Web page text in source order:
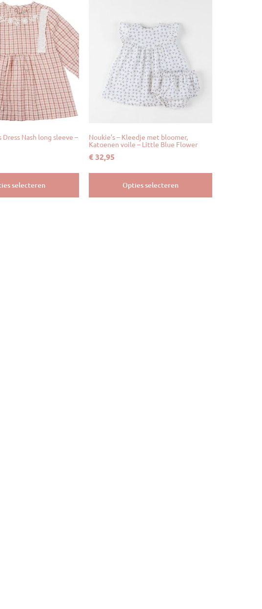
Dress Nash long sleeve –
selecteren
Noukie’s – Kleedje met bloomer,
Katoenen voile – Little Blue Flower
€32,95
Opties selecteren